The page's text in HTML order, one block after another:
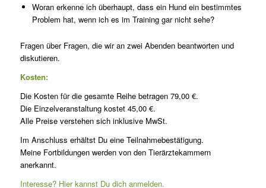
Woran erkenne ich überhaupt, dass ein Hund ein bestimmtes
Problem hat, wenn ich es im Training gar nicht sehe?
Fragen über Fragen, die wir an zwei Abenden beantworten und
diskutieren.
Kosten:
Die Kosten für die gesamte Reihe betragen 79,00 €.
Die Einzelveranstaltung kostet 45,00 €.
Alle Preise verstehen sich inklusive MwSt.
Im Anschluss erhältst Du eine Teilnahmebestätigung.
Meine Fortbildungen werden von den Tierärztekammern
anerkannt.
Interesse? Hier kannst Du dich anmelden.